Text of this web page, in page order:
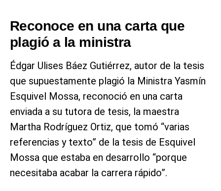
Reconoce en una carta que
plagió a la ministra
Édgar Ulises Báez Gutiérrez, autor de la tesis
que supuestamente plagió la Ministra Yasmín
Esquivel Mossa, reconoció en una carta
enviada a su tutora de tesis, la maestra
Martha Rodríguez Ortiz, que tomó “varias
referencias y texto” de la tesis de Esquivel
Mossa que estaba en desarrollo “porque
necesitaba acabar la carrera rápido”.